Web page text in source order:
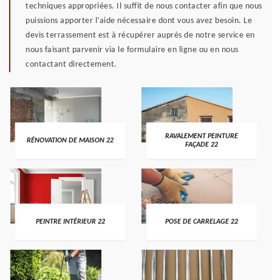
techniques appropriées. Il suffit de nous contacter afin que nous
puissions apporter l’aide nécessaire dont vous avez besoin. Le
devis terrassement est à récupérer auprès de notre service en
nous faisant parvenir via le formulaire en ligne ou en nous
contactant directement.
RÉNOVATION DE MAISON 22
RAVALEMENT PEINTURE
FAÇADE 22
PEINTRE INTÉRIEUR 22 POSE DE CARRELAGE 22